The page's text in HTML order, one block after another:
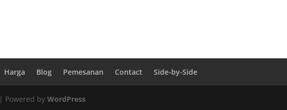
Harga Blog Pemesanan Contact Side-by-Side
| Powered byWordPress